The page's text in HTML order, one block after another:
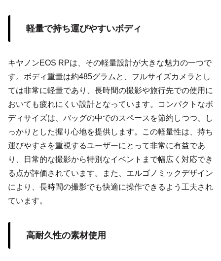
軽量で持ち運びやすいボディ
キヤノンEOS RPは、その軽量設計が大きな魅力の一つで
す。ボディ重量は約485グラムと、フルサイズカメラとし
ては非常に軽量であり、長時間の撮影や旅行先での使用に
おいても疲れにくい設計となっています。コンパクトなボ
ディサイズは、バッグの中でのスペースを節約しつつ、し
っかりとした握り心地を提供します。この軽量性は、持ち
運びやすさを重視するユーザーにとって非常に有益であ
り、日常的な撮影から特別なイベントまで幅広く対応でき
る点が評価されています。また、エルゴノミックデザイン
により、長時間の撮影でも快適に操作できるよう工夫され
ています。
高耐久性の素材使用